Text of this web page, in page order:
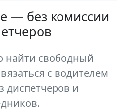
— без комиссии
найти свободный
с водителем
диспетчеров и